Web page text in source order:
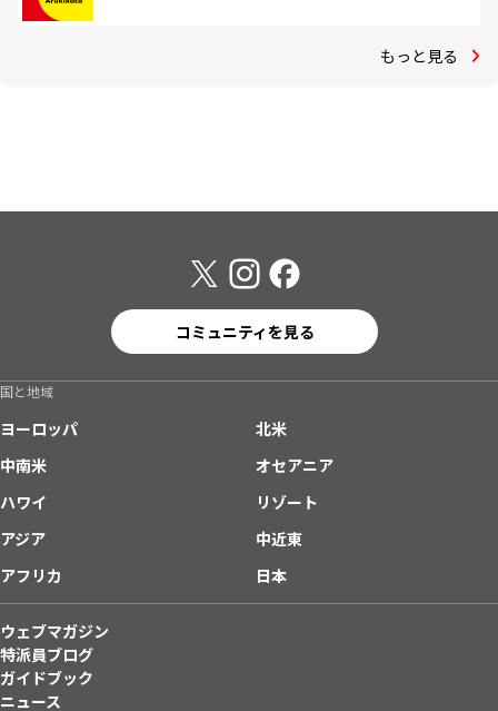
もっと見る
コミュニティを見る
国と地域
ヨーロッパ
北米
中南米
オセアニア
ハワイ
リゾート
アジア
中近東
アフリカ
日本
ウェブマガジン
特派員ブログ
ガイドブック
ニュース